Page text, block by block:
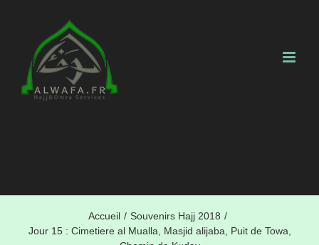
Accueil / Souvenirs Hajj 2018 /
Jour 15 : Cimetiere al Mualla, Masjid alijaba, Puit de Towa,